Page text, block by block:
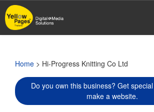
Skip
to
main
Home > Hi-Progress Knitting Co Ltd
Do you own this business? Get
make a website.